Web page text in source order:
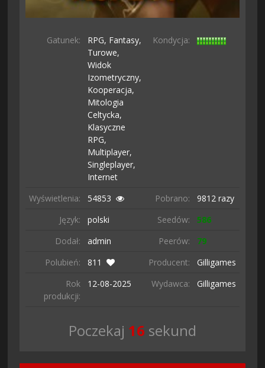
Gatunek: RPG, Fantasy,
Turowe,
Widok
Izometryczny,
Kooperacja,
Mitologia
Celtycka,
Klasyczne
RPG,
Multiplayer,
Singleplayer,
Internet
Kondycja:
Wyświetlenia: 54853 Pobrano:
9812 razy
Język:
polski Seedów:
586
Dodał:
admin Peerów:
79
Polubień:
811 Producent:
Gilligames
Rok
produkcji:
12-08-2025 Wydawca: Gilligames
Poczekaj 15 sekund